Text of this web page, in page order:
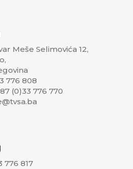
Meše Selimovića 12,
776 808
(0)33 776 770
776 817